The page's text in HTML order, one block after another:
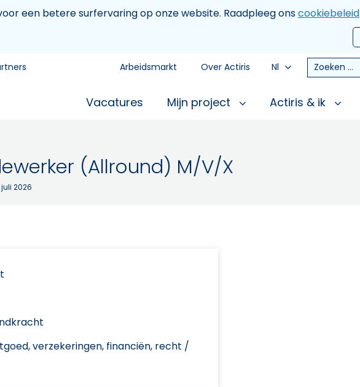
een betere surfervaring op onze website. Raadpleeg onscookiebeleid
Arbeidsmarkt Over Actiris Nl Zoeken
Vacatures Mijn project Actiris & ik
(Allround) M/V/X
2026
verzekeringen, financiën, recht /